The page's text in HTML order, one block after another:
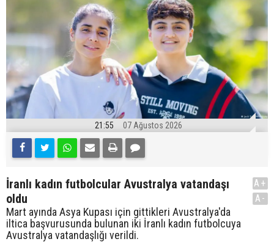
21:55 07 Ağustos 2026
İranlı kadın futbolcular Avustralya vatandaşı
oldu
Mart ayında Asya Kupası için gittikleri Avustralya'da
iltica başvurusunda bulunan iki İranlı kadın futbolcuya
Avustralya vatandaşlığı verildi.
A+
A-